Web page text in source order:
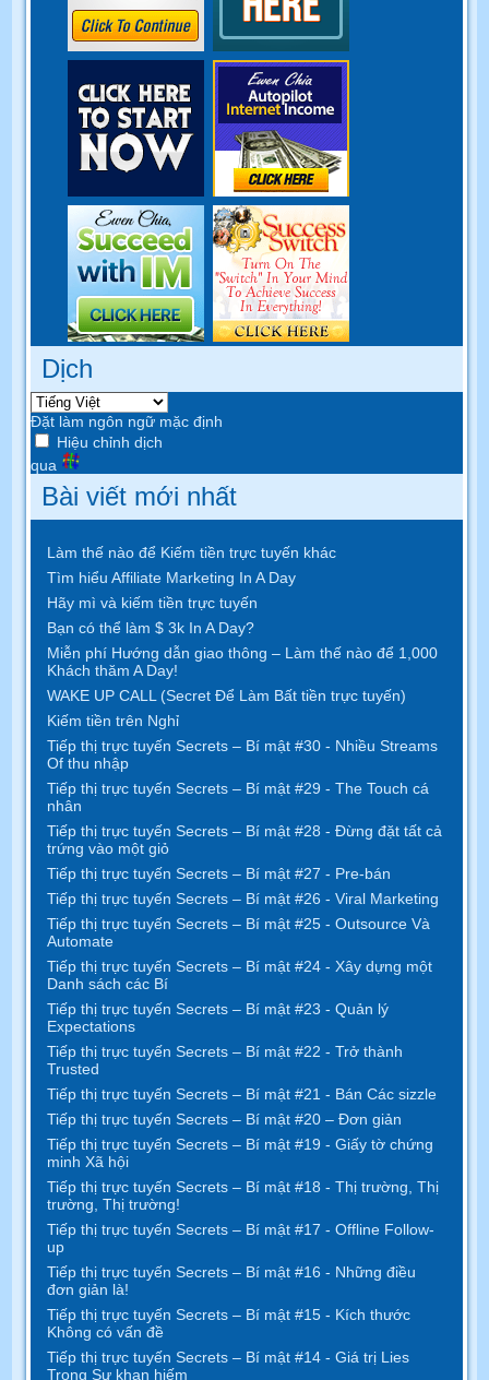
Dịch
Đặt làm ngôn ngữ mặc định
Hiệu chỉnh dịch
qua
Bài viết mới nhất
Làm thế nào để Kiếm tiền trực tuyến khác
Tìm hiểu Affiliate Marketing In A Day
Hãy mì và kiếm tiền trực tuyến
Bạn có thể làm $ 3k In A Day?
Miễn phí Hướng dẫn giao thông – Làm thế nào để 1,000
Khách thăm A Day!
WAKE UP CALL (Secret Để Làm Bất tiền trực tuyến)
Kiếm tiền trên Nghỉ
Tiếp thị trực tuyến Secrets – Bí mật #30 - Nhiều Streams
Of thu nhập
Tiếp thị trực tuyến Secrets – Bí mật #29 - The Touch cá
nhân
Tiếp thị trực tuyến Secrets – Bí mật #28 - Đừng đặt tất cả
trứng vào một giỏ
Tiếp thị trực tuyến Secrets – Bí mật #27 - Pre-bán
Tiếp thị trực tuyến Secrets – Bí mật #26 - Viral Marketing
Tiếp thị trực tuyến Secrets – Bí mật #25 - Outsource Và
Automate
Tiếp thị trực tuyến Secrets – Bí mật #24 - Xây dựng một
Danh sách các Bí
Tiếp thị trực tuyến Secrets – Bí mật #23 - Quản lý
Expectations
Tiếp thị trực tuyến Secrets – Bí mật #22 - Trở thành
Trusted
Tiếp thị trực tuyến Secrets – Bí mật #21 - Bán Các sizzle
Tiếp thị trực tuyến Secrets – Bí mật #20 – Đơn giản
Tiếp thị trực tuyến Secrets – Bí mật #19 - Giấy tờ chứng
minh Xã hội
Tiếp thị trực tuyến Secrets – Bí mật #18 - Thị trường, Thị
trường, Thị trường!
Tiếp thị trực tuyến Secrets – Bí mật #17 - Offline Follow-
up
Tiếp thị trực tuyến Secrets – Bí mật #16 - Những điều
đơn giản là!
Tiếp thị trực tuyến Secrets – Bí mật #15 - Kích thước
Không có vấn đề
Tiếp thị trực tuyến Secrets – Bí mật #14 - Giá trị Lies
Trong Sự khan hiếm